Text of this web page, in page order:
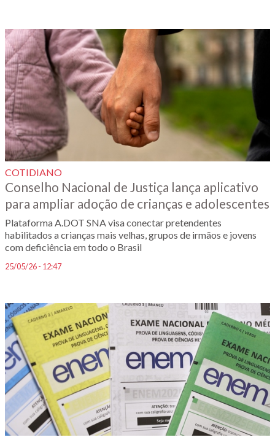
COTIDIANO
Conselho Nacional de Justiça lança aplicativo
para ampliar adoção de crianças e adolescentes
Plataforma A.DOT SNA visa conectar pretendentes
habilitados a crianças mais velhas, grupos de irmãos e jovens
com deficiência em todo o Brasil
25/05/26 - 12:47